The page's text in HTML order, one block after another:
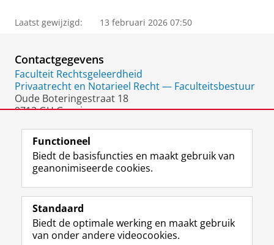
Laatst gewijzigd: 13 februari 2026 07:50
Contactgegevens
Faculteit Rechtsgeleerdheid
Privaatrecht en Notarieel Recht — Faculteitsbestuur
Oude Boteringestraat 18
9712 GH Groningen
Volg de RUG
F
a
e
b
L
i
k
e
R
S
-
f
I
n
t
Y
o
T
Studiekiezers
Functioneel
Biedt de basisfuncties en maakt gebruik van
geanonimiseerde cookies.
Standaard
Biedt de optimale werking en maakt gebruik
van onder andere videocookies.